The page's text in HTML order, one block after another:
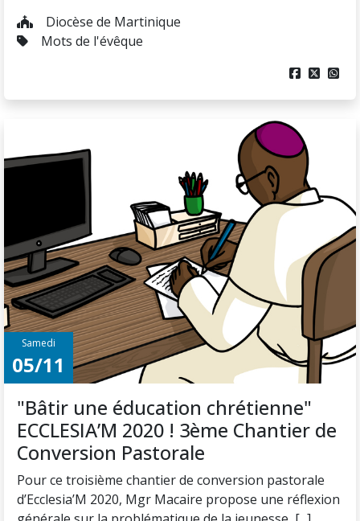
Diocèse de Martinique
Mots de l'évêque
  
Samedi
05/11
"Bâtir une éducation chrétienne"
ECCLESIA’M 2020 ! 3ème Chantier de
Conversion Pastorale
Pour ce troisième chantier de conversion pastorale
d’Ecclesia’M 2020, Mgr Macaire propose une réflexion